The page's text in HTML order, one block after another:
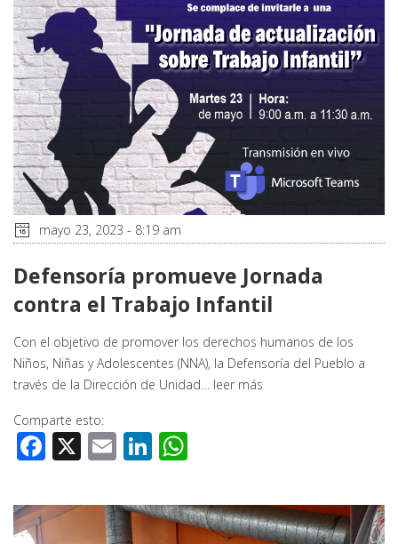
mayo 23, 2023 - 8:19 am
Defensoría promueve Jornada
contra el Trabajo Infantil
Con el objetivo de promover los derechos humanos de los
Niños, Niñas y Adolescentes (NNA), la Defensoría del Pueblo a
través de la Dirección de Unidad… leer más
Comparte esto:
Facebook
X EmailLinkedIn